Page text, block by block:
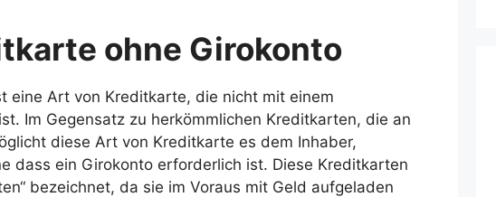
ohne Girokonto
eine Art von Kreditkarte, die nicht mit einem
Im Gegensatz zu herkömmlichen Kreditkarten, die an
diese Art von Kreditkarte es dem Inhaber,
dass ein Girokonto erforderlich ist. Diese Kreditkarten
bezeichnet, da sie im Voraus mit Geld aufgeladen